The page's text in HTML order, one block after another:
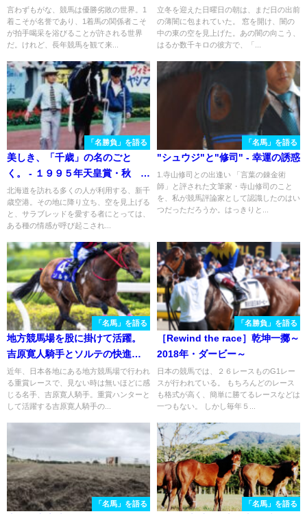
パンカップ
言わずもがな、競馬は優勝劣敗の世界。1
着こそが名誉であり、1着馬の関係者こそ
が拍手喝采を浴びることが許される世界
だ。けれど、長年競馬を観て来...
立冬を迎えた日曜日の朝は、まだ日の出前
の薄闇に包まれていた。 窓を開け、闇の
中の東の空を見上げた。あの闇の向こう、
はるか数千キロの彼方で、「...
「名勝負」を語る
美しき、「千歳」の名のごと
く。 - １９９５年天皇賞・秋 サ
クラチトセオー
北海道を訪れる多くの人が利用する、新千
歳空港。その地に降り立ち、空を見上げる
と、サラブレッドを愛する者にとっては、
ある種の情感が呼び起こされ...
「名馬」を語る
"シュウジ"と"修司" - 幸運の誘惑
1.寺山修司との出逢い 「言葉の錬金術
師」と評された文筆家・寺山修司のこと
を、私が競馬評論家として認識したのはい
つだっただろうか。はっきりと...
「名馬」を語る
地方競馬場を股に掛けて活躍。
吉原寛人騎手とソルテの快進撃
を振り返る。
近年、日本各地にある地方競馬場で行われ
る重賞レースで、見ない時は無いほどに感
じる名手、吉原寛人騎手。重賞ハンターと
して活躍する吉原寛人騎手の...
「名勝負」を語る
［Rewind the race］乾坤一擲～
2018年・ダービー～
日本の競馬では、２６レースものG1レー
スが行われている。 もちろんどのレース
も格式が高く、簡単に勝てるレースなどは
一つもない。 しかし毎年５...
「名馬」を語る 「名馬」を語る